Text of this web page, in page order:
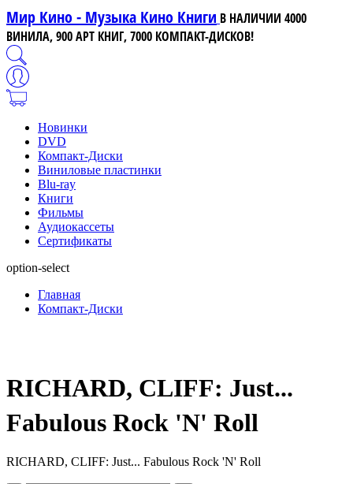
Мир Кино - Музыка Кино Книги В НАЛИЧИИ 4000
ВИНИЛА, 900 АРТ КНИГ, 7000 КОМПАКТ-ДИСКОВ!
Новинки
DVD
Компакт-Диски
Виниловые пластинки
Blu-ray
Книги
Фильмы
Аудиокассеты
Сертификаты
option-select
Главная
Компакт-Диски
RICHARD, CLIFF: Just...
Fabulous Rock 'N' Roll
RICHARD, CLIFF: Just... Fabulous Rock 'N' Roll